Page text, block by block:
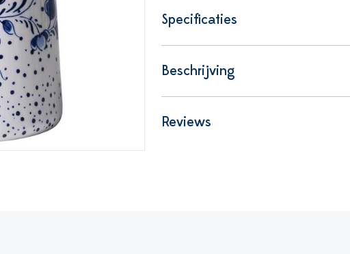
Specificaties
Beschrijving
Reviews